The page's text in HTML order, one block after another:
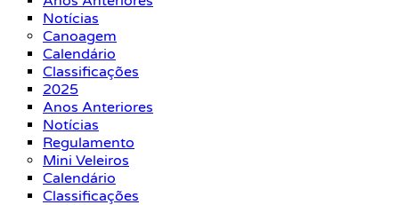
Notícias
Canoagem
Calendário
Classificações
2025
Anos Anteriores
Notícias
Regulamento
Mini Veleiros
Calendário
Classificações